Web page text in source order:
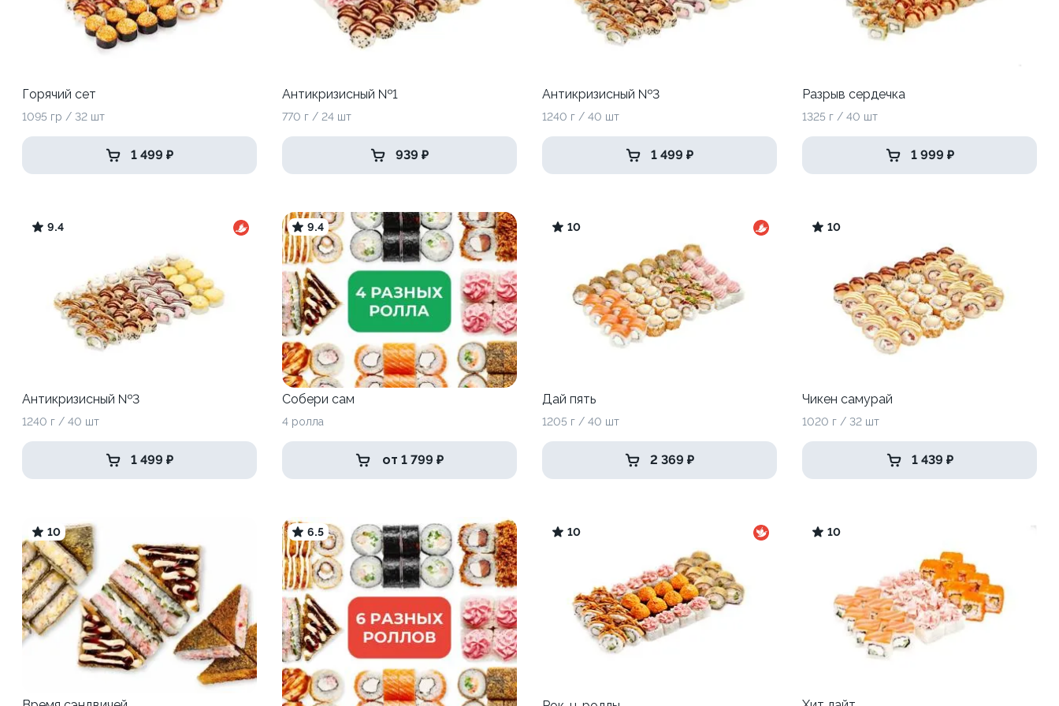
Горячий сет
1095 гр / 32 шт
1 499 ₽
Антикризисный №1
770 г / 24 шт
939 ₽
Антикризисный №3
1240 г / 40 шт
1 499 ₽
Разрыв сердечка
1325 г / 40 шт
1 999 ₽
9.4
Антикризисный №3
1240 г / 40 шт
1 499 ₽
9.4
Собери сам
4 ролла
от 1 799 ₽
10
Дай пять
1205 г / 40 шт
2 369 ₽
10
Чикен самурай
1020 г / 32 шт
1 439 ₽
10 6.5 10 10